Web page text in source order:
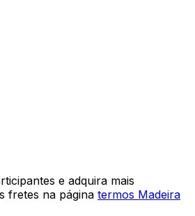
e adquira mais
fretes na página termos Madeira